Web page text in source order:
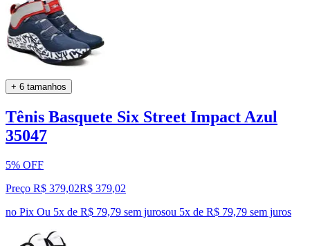
+ 6 tamanhos
Tênis Basquete Six Street Impact Azul
35047
5% OFF
Preço R$ 379,02R$ 379,02
no Pix Ou 5x de R$ 79,79 sem jurosou 5x de R$ 79,79 sem juros